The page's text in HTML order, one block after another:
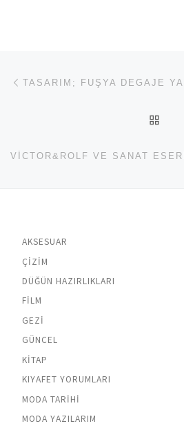
Yazı dolaşımı
TASARIM; FUŞYA DEGAJE
AKSESUAR
ÇIZIM
DÜĞÜN HAZIRLIKLARI
FILM
GEZI
GÜNCEL
KITAP
KIYAFET YORUMLARI
MODA TARIHI
MODA YAZILARIM